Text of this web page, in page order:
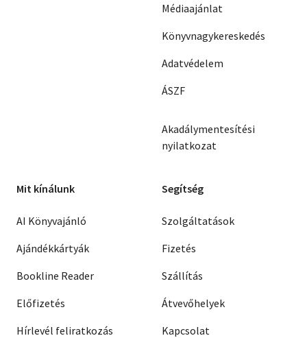
Médiaajánlat
Könyvnagykereskedés
Adatvédelem
ÁSZF
Akadálymentesítési
nyilatkozat
Mit kínálunk
AI Könyvajánló
Ajándékkártyák
Bookline Reader
Előfizetés
Hírlevél feliratkozás
Segítség
Szolgáltatások
Fizetés
Szállítás
Átvevőhelyek
Kapcsolat